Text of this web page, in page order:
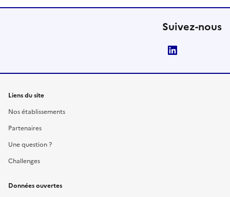
Suivez-nous
Liens du site
Nos établissements
Partenaires
Une question ?
Challenges
Données ouvertes